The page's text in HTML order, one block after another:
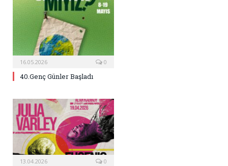
16.05.2026 0
40.Genç Günler Başladı
13.04.2026 0